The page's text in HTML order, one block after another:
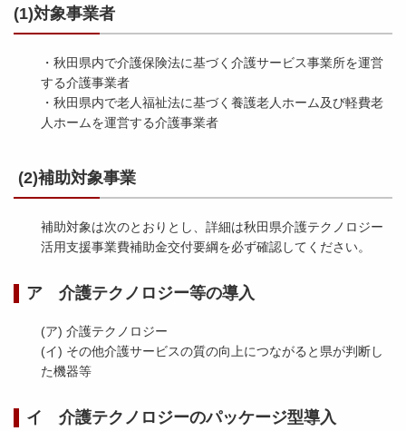
(1)対象事業者
・秋田県内で介護保険法に基づく介護サービス事業所を運営
する介護事業者
・秋田県内で老人福祉法に基づく養護老人ホーム及び軽費老
人ホームを運営する介護事業者
(2)補助対象事業
補助対象は次のとおりとし、詳細は秋田県介護テクノロジー
活用支援事業費補助金交付要綱を必ず確認してください。
ア 介護テクノロジー等の導入
(ア) 介護テクノロジー
(イ) その他介護サービスの質の向上につながると県が判断し
た機器等
イ 介護テクノロジーのパッケージ型導入